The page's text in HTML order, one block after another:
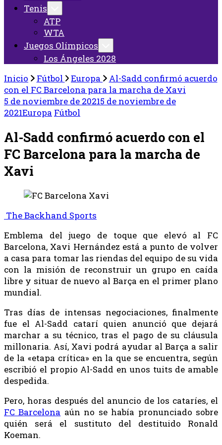
Tenis
ATP
WTA
Juegos Olímpicos
Los Ángeles 2028
Inicio
Fútbol Europa
Al-Sadd confirmó acuerdo
con el FC Barcelona para la marcha de Xavi
5 de noviembre de 20215 de noviembre de
2021Europa Fútbol
Al-Sadd confirmó acuerdo con el
FC Barcelona para la marcha de
Xavi
The Backhand Sports
Emblema del juego de toque que elevó al FC
Barcelona, Xavi Hernández está a punto de volver
a casa para tomar las riendas del equipo de su vida
con la misión de reconstruir un grupo en caída
libre y situar de nuevo al Barça en el primer plano
mundial.
Tras días de intensas negociaciones, finalmente
fue el Al-Sadd catarí quien anunció que dejará
marchar a su técnico, tras el pago de su cláusula
millonaria. Así, Xavi podrá ayudar al Barça a salir
de la «etapa crítica» en la que se encuentra, según
escribió el propio Al-Sadd en unos tuits de amable
despedida.
Pero, horas después del anuncio de los cataríes, el
FC Barcelona aún no se había pronunciado sobre
quién será el sustituto del destituido Ronald
Koeman.